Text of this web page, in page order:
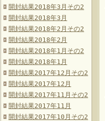
開封結果2018年3月その2
開封結果2018年3月
開封結果2018年2月その2
開封結果2018年2月
開封結果2018年1月その2
開封結果2018年1月
開封結果2017年12月その2
開封結果2017年12月
開封結果2017年11月その2
開封結果2017年11月
開封結果2017年10月その2